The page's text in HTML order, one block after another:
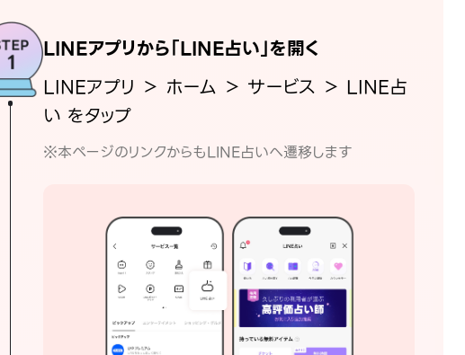
LINEアプリから「LINE占い」を開く
LINEアプリ ＞ ホーム ＞ サービス ＞ LINE占
い をタップ
※本ページのリンクからもLINE占いへ遷移します